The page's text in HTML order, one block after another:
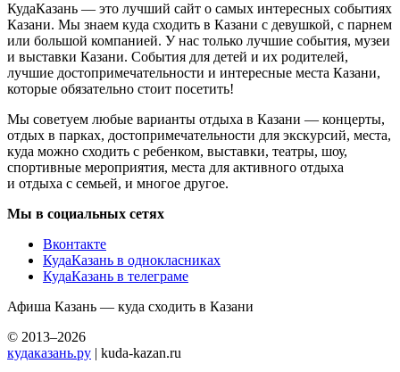
КудаКазань — это лучший сайт о самых интересных событиях
Казани. Мы знаем куда сходить в Казани с девушкой, с парнем
или большой компанией. У нас только лучшие события, музеи
и выставки Казани. События для детей и их родителей,
лучшие достопримечательности и интересные места Казани,
которые обязательно стоит посетить!
Мы советуем любые варианты отдыха в Казани — концерты,
отдых в парках, достопримечательности для экскурсий, места,
куда можно сходить с ребенком, выставки, театры, шоу,
спортивные мероприятия, места для активного отдыха
и отдыха с семьей, и многое другое.
Мы в социальных сетях
Вконтакте
КудаКазань в однокласниках
КудаКазань в телеграме
Афиша Казань — куда сходить в Казани
© 2013–2026
кудаказань.ру | kuda-kazan.ru